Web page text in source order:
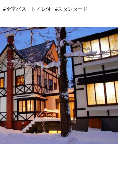
#全室バス・トイレ付 #スタンダード